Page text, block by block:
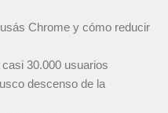
Chrome y cómo reducir
30.000 usuarios
descenso de la